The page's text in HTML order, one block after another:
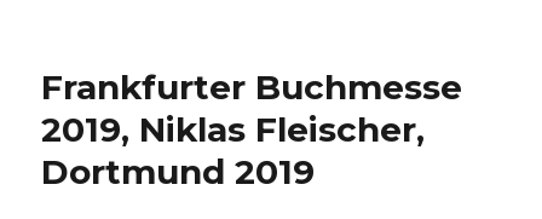
Frankfurter Buchmesse
2019, Niklas Fleischer,
Dortmund 2019